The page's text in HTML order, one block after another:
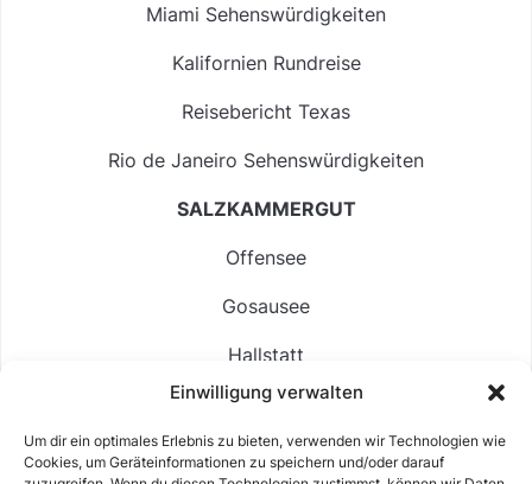
Einwilligung verwalten
Um dir ein optimales Erlebnis zu bieten, verwenden wir Technologien wie
Cookies, um Geräteinformationen zu speichern und/oder darauf
Miami Sehenswürdigkeiten
Kalifornien Rundreise
Reisebericht Texas
Rio de Janeiro Sehenswürdigkeiten
SALZKAMMERGUT
Offensee
Gosausee
Hallstatt
Langbathsee
Altausseer See